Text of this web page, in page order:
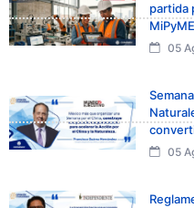
partida
05
05